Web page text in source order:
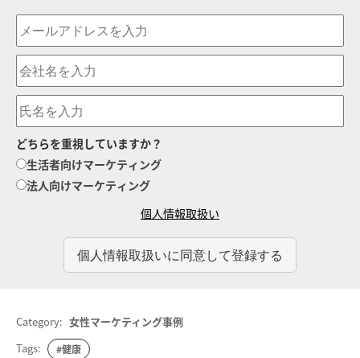
どちらを重視していますか？
生活者向けマーケティング
法人向けマーケティング
個人情報取扱い
Category: 女性マーケティング事例
Tags:
#健康